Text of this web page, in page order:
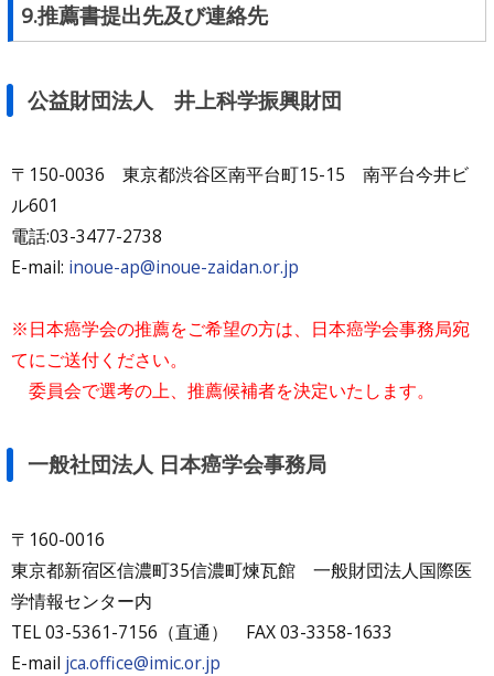
9.推薦書提出先及び連絡先
公益財団法人 井上科学振興財団
〒150-0036 東京都渋谷区南平台町15-15 南平台今井ビ
ル601
電話:03-3477-2738
E-mail: inoue-ap@inoue-zaidan.or.jp
※日本癌学会の推薦をご希望の方は、日本癌学会事務局宛
てにご送付ください。
委員会で選考の上、推薦候補者を決定いたします。
一般社団法人 日本癌学会事務局
〒160-0016
東京都新宿区信濃町35信濃町煉瓦館 一般財団法人国際医
学情報センター内
TEL 03-5361-7156（直通） FAX 03-3358-1633
E-mail jca.office@imic.or.jp